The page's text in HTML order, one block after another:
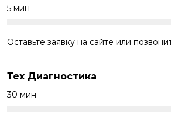
5 мин
Оставьте заявку на сайте или
Тех Диагностика
30 мин